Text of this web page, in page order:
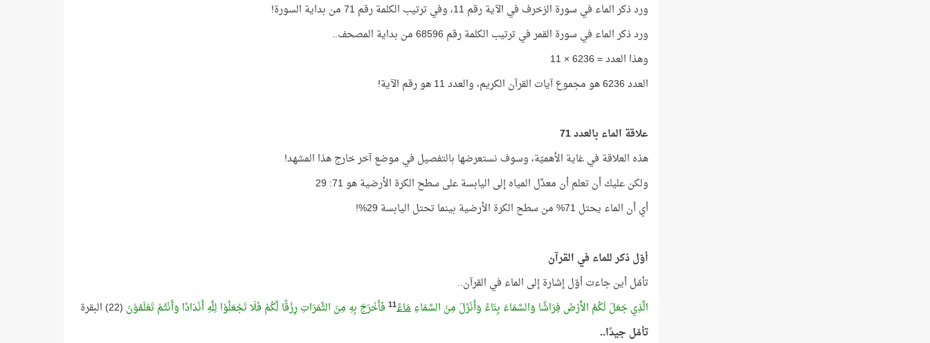
ورد ذكر الماء في سورة الزخرف في الآية رقم 11، وفي ترتيب الكلمة رقم 71 من بداية السورة!
ورد ذكر الماء في سورة القمر في ترتيب الكلمة رقم 68596 من بداية المصحف..
وهذا العدد = 6236 × 11
العدد 6236 هو مجموع آيات القرآن الكريم، والعدد 11 هو رقم الآية!
علاقة الماء بالعدد 71
هذه العلاقة في غاية الأهميّة، وسوف نستعرضها بالتفصيل في موضع آخر خارج هذا المشهد!
ولكن عليك أن تعلم أن معدَّل المياه إلى اليابسة على سطح الكرة الأرضية هو 71: 29
أي أن الماء يحتل 71% من سطح الكرة الأرضية بينما تحتل اليابسة 29%!
أوّل ذكر للماء في القرآن
تأمّل أين جاءت أوّل إشارة إلى الماء في القرآن..
الَّذِي جَعَلَ لَكُمُ الأَرْضَ فِرَاشًا وَالسَّمَاءَ بِنَاءً وَأَنْزَلَ مِنَ السَّمَاءِمَاءً11 فَأَخْرَجَ بِهِ مِنَ الثَّمَرَاتِ رِزْقًا لَّكُمْ فَلَا تَجْعَلُوْا لِلَّهِ أَنْدَادًا وَأَنْتُمْ تَعْلَمُوْنَ (22) البقرة
تأمّل جيدًا..